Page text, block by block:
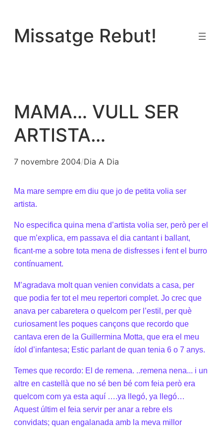
contingut
Missatge Rebut!
MAMA… VULL SER
ARTISTA…
7 novembre 2004/Dia A Dia
Ma mare sempre em diu que jo de petita volia ser
artista.
No especifica quina mena d’artista volia ser, però per el
que m’explica, em passava el dia cantant i ballant,
ficant-me a sobre tota mena de disfresses i fent el burro
contínuament.
M’agradava molt quan venien convidats a casa, per
que podia fer tot el meu repertori complet. Jo crec que
anava per cabaretera o quelcom per l’estil, per què
curiosament les poques cançons que recordo que
cantava eren de la Guillermina Motta, que era el meu
ídol d’infantesa; Estic parlant de quan tenia 6 o 7 anys.
Temes que recordo: El de remena. ..remena nena... i un
altre en castellà que no sé ben bé com feia però era
quelcom com ya esta aquí ….ya llegó, ya llegó…
Aquest últim el feia servir per anar a rebre els
convidats; quan engalanada amb la meva millor